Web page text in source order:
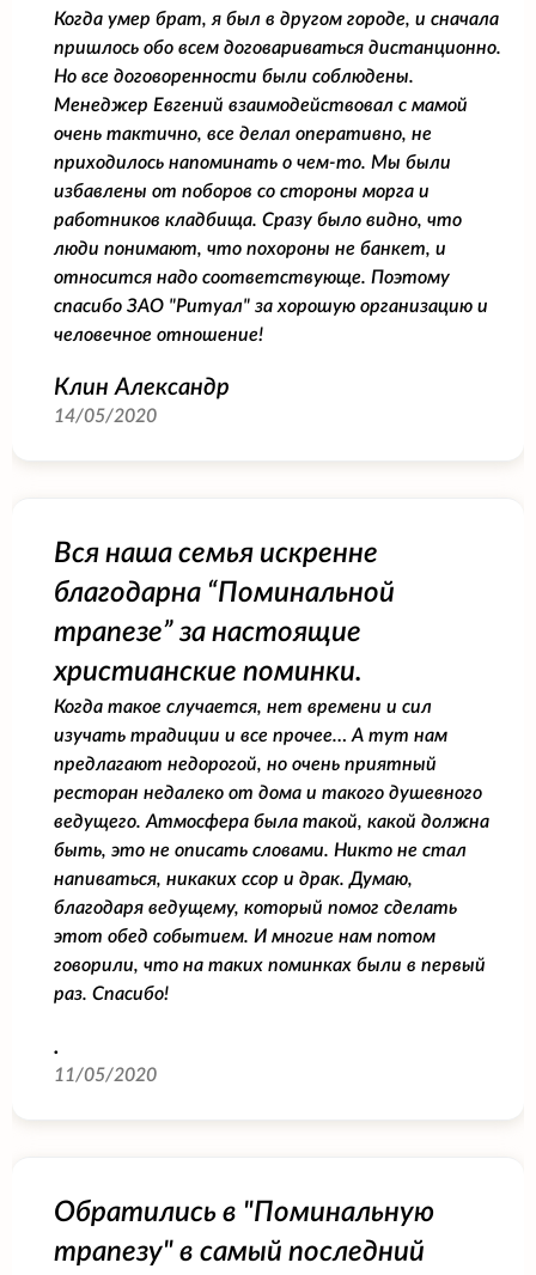
Когда умер брат, я был в другом городе, и сначала
пришлось обо всем договариваться дистанционно.
Но все договоренности были соблюдены.
Менеджер Евгений взаимодействовал с мамой
очень тактично, все делал оперативно, не
приходилось напоминать о чем-то. Мы были
избавлены от поборов со стороны морга и
работников кладбища. Сразу было видно, что
люди понимают, что похороны не банкет, и
относится надо соответствующе. Поэтому
спасибо ЗАО "Ритуал" за хорошую организацию и
человечное отношение!
Клин Александр
14/05/2020
Вся наша семья искренне
благодарна “Поминальной
трапезе” за настоящие
христианские поминки.
Когда такое случается, нет времени и сил
изучать традиции и все прочее… А тут нам
предлагают недорогой, но очень приятный
ресторан недалеко от дома и такого душевного
ведущего. Атмосфера была такой, какой должна
быть, это не описать словами. Никто не стал
напиваться, никаких ссор и драк. Думаю,
благодаря ведущему, который помог сделать
этот обед событием. И многие нам потом
говорили, что на таких поминках были в первый
раз. Спасибо!
.
11/05/2020
Обратились в "Поминальную
трапезу" в самый последний